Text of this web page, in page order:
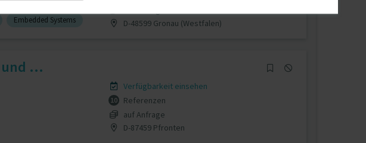
Embedded Systems
D-48599 Gronau (Westfalen)
...
Verfügbarkeit einsehen
10
Referenzen
auf Anfrage
D-87459 Pfronten